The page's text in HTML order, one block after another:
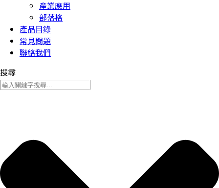
產業應用
部落格
產品目錄
常見問題
聯絡我們
搜尋